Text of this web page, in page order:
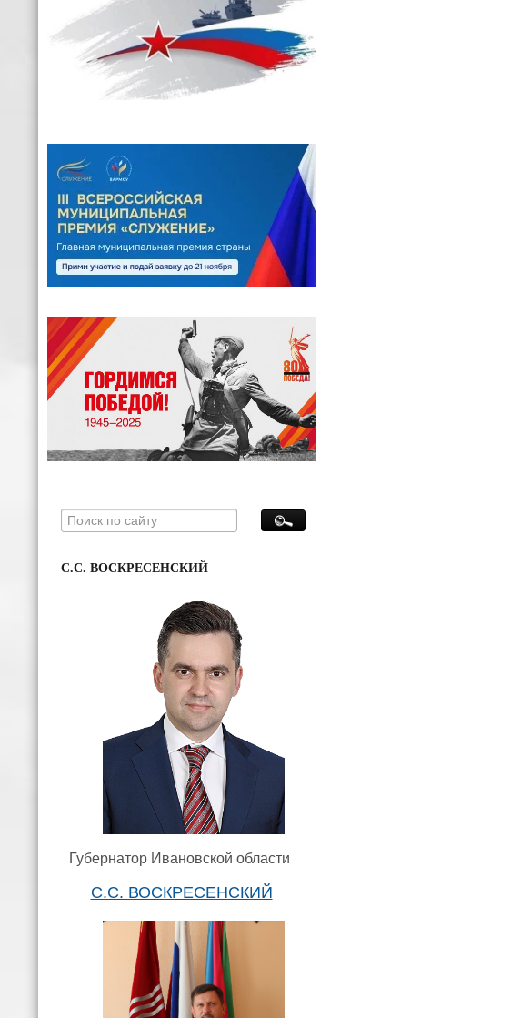
С.С. ВОСКРЕСЕНСКИЙ
Губернатор Ивановской области
С.С. ВОСКРЕСЕНСКИЙ